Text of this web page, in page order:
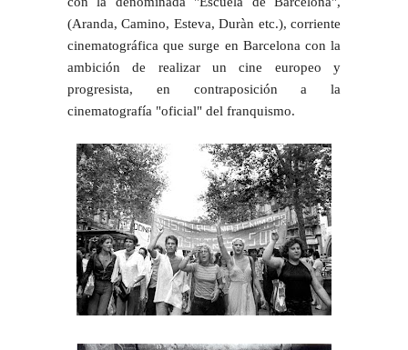
(Aranda, Camino, Esteva, Duràn etc.), corriente
cinematográfica que surge en Barcelona con la
ambición de realizar un cine europeo y
progresista, en contraposición a la
cinematografía "oficial" del franquismo.